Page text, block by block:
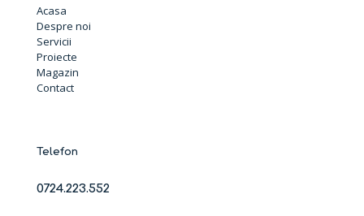
Acasa
Despre noi
Servicii
Proiecte
Magazin
Contact
Telefon
0724.223.552